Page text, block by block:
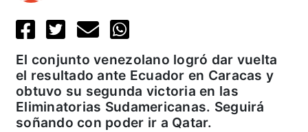
El conjunto venezolano logró dar vuelta
el resultado ante Ecuador en Caracas y
obtuvo su segunda victoria en las
Eliminatorias Sudamericanas. Seguirá
soñando con poder ir a Qatar.